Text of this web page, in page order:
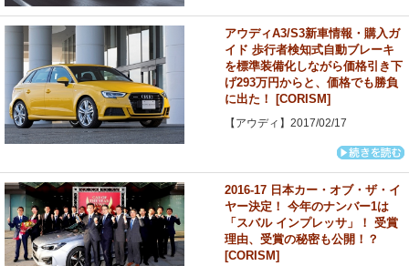
アウディA3/S3新車情報・購入ガ
イド 歩行者検知式自動ブレーキ
を標準装備化しながら価格引き下
げ293万円からと、価格でも勝負
に出た！ [CORISM]
【アウディ】2017/02/17
2016-17 日本カー・オブ・ザ・イ
ヤー決定！ 今年のナンバー1は
「スバル インプレッサ」！ 受賞
理由、受賞の秘密も公開！？
[CORISM]